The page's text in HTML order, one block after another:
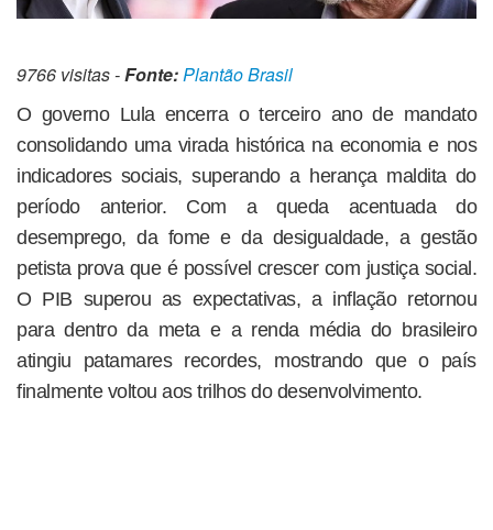
9766 visitas -Fonte:Plantão Brasil
O governo Lula encerra o terceiro ano de mandato
consolidando uma virada histórica na economia e nos
indicadores sociais, superando a herança maldita do
período anterior. Com a queda acentuada do
desemprego, da fome e da desigualdade, a gestão
petista prova que é possível crescer com justiça social.
O PIB superou as expectativas, a inflação retornou
para dentro da meta e a renda média do brasileiro
atingiu patamares recordes, mostrando que o país
finalmente voltou aos trilhos do desenvolvimento.